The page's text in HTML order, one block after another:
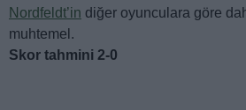
Nordfeldt’in diğer oyunculara göre
muhtemel.
Skor tahmini 2-0